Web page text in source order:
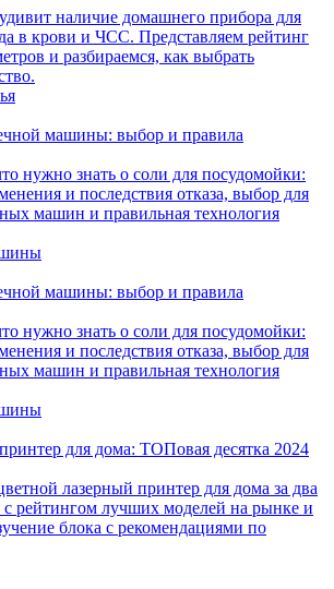
наличие домашнего прибора для
в крови и ЧСС. Представляем рейтинг
и разбираемся, как выбрать
машины: выбор и правила
нужно знать о соли для посудомойки:
и последствия отказа, выбор для
машин и правильная технология
машины: выбор и правила
нужно знать о соли для посудомойки:
и последствия отказа, выбор для
машин и правильная технология
для дома: ТОПовая десятка 2024
лазерный принтер для дома за два
с рейтингом лучших моделей на рынке и
блока с рекомендациями по